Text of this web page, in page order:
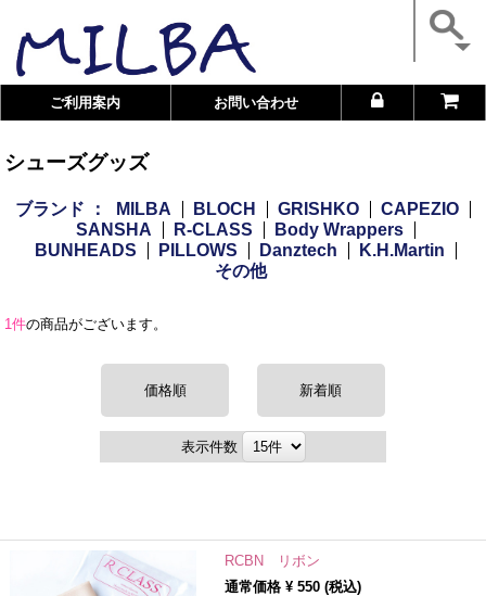
ご利用案内 お問い合わせ
シューズグッズ
ブランド ： MILBA BLOCH GRISHKO
CAPEZIO
SANSHA
R-CLASS
Body Wrappers
BUNHEADS
PILLOWS Danztech
K.H.Martin
その他
1件の商品がございます。
価格順 新着順
表示件数
RCBN リボン
通常価格 ¥ 550(税込)